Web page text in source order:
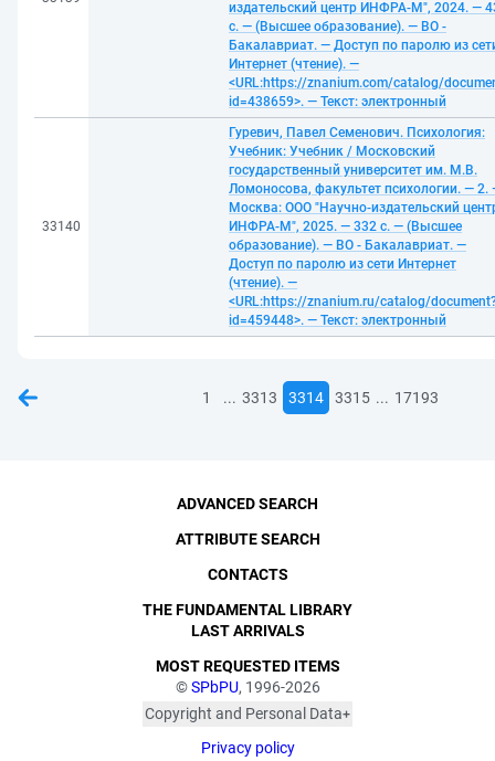
издательский центр ИНФРА-М", 2024. —
с. — (Высшее образование). — ВО -
Бакалавриат. — Доступ по паролю из
Интернет (чтение). —
<URL:https://znanium.com/catalog/
id=438659>. — Текст: электронный
33140
Гуревич, Павел Семенович. Психология:
Учебник: Учебник / Московский
государственный университет им. М.В.
Ломоносова, факультет психологии. — 2.
Москва: ООО "Научно-издательский
ИНФРА-М", 2025. — 332 с. — (Высшее
образование). — ВО - Бакалавриат. —
Доступ по паролю из сети Интернет
(чтение). —
<URL:https://znanium.ru/catalog/
id=459448>. — Текст: электронный
1 ... 3313 3314 3315 ... 17193
©SPbPU, 1996-2026
Copyright and Personal Data
published with the
Privacy policy
ADVANCED SEARCH
ATTRIBUTE SEARCH
CONTACTS
THE FUNDAMENTAL LIBRARY
LAST ARRIVALS
MOST REQUESTED ITEMS